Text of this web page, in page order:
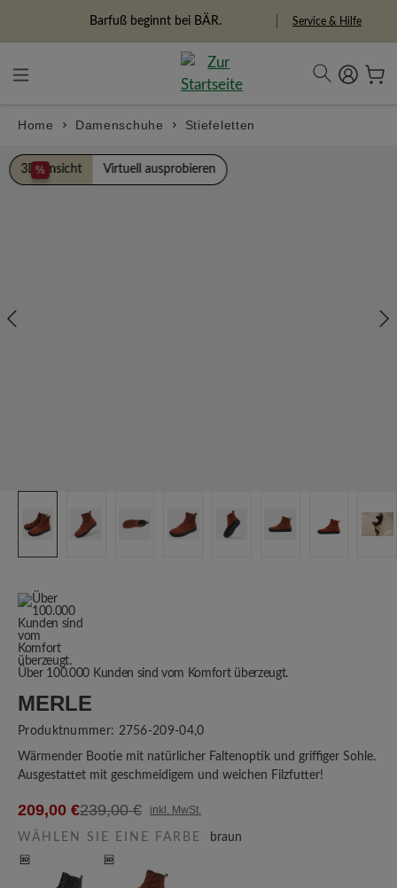
Freiheitspioniere Service & Hilfe
Home Damenschuhe Stiefeletten
%
Bildergalerie überspringen
3D Ansicht Virtuell ausprobieren
Über 100.000 Kunden sind vom Komfort überzeugt.
MERLE
Produktnummer: 2756-209-04,0
Wärmender Bootie mit natürlicher Faltenoptik und griffiger Sohle.
Ausgestattet mit geschmeidigem und weichen Filzfutter!
209,00 €239,00 € inkl. MwSt.
WÄHLEN SIE EINE FARBE braun